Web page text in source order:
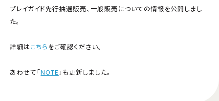
プレイガイド先行抽選販売、一般販売についての情報を公開しまし
た。
詳細はこちら をご確認ください。
あわせて「NOTE 」も更新しました。